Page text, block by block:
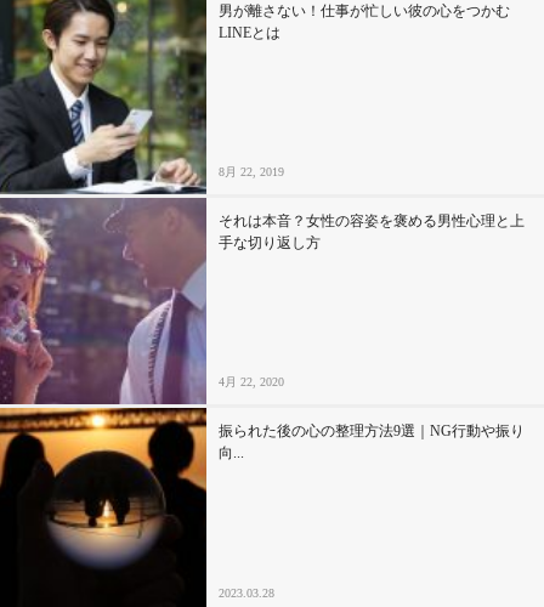
男が離さない！仕事が忙しい彼の心をつかむ
LINEとは
8月 22, 2019
それは本音？女性の容姿を褒める男性心理と上
手な切り返し方
4月 22, 2020
振られた後の心の整理方法9選｜NG行動や振り
向...
2023.03.28